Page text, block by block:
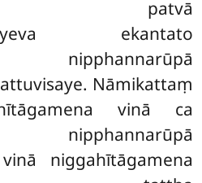
patvā
ekantato
nipphannarūpā
Nāmikattaṃ
vinā ca
nipphannarūpā
vinā niggahītāgamena